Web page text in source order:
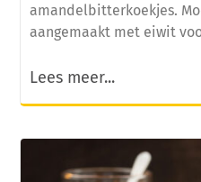
amandelbitterkoekjes.
aangemaakt met eiwit
Lees meer...